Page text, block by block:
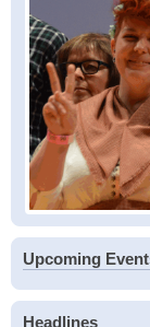
Upcoming
Headlines